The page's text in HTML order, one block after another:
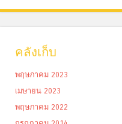
คลังเก็บ
พฤษภาคม 2023
เมษายน 2023
พฤษภาคม 2022